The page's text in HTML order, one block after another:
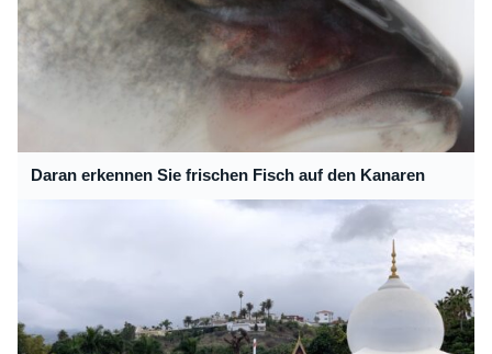
Daran erkennen Sie frischen Fisch auf den Kanaren